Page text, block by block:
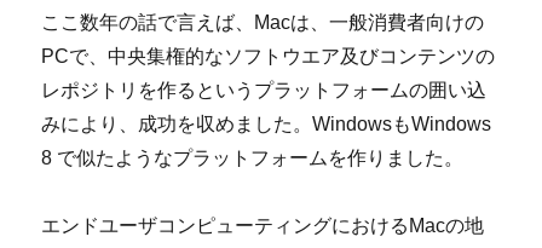
ここ数年の話で言えば、Macは、一般消費者向けの
PCで、中央集権的なソフトウエア及びコンテンツの
レポジトリを作るというプラットフォームの囲い込
みにより、成功を収めました。WindowsもWindows
8 で似たようなプラットフォームを作りました。
エンドユーザコンピューティングにおけるMacの地